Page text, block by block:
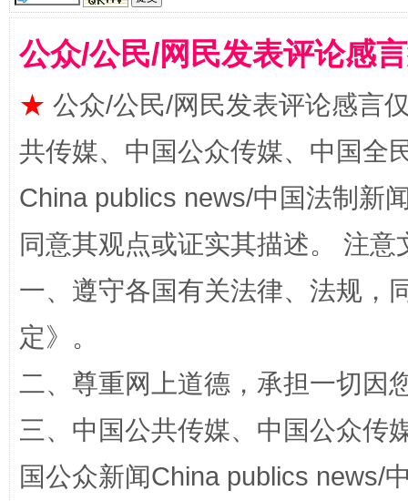
受贿1.44亿！段成刚被判无期 从幼
全民健身五年计划来了！等你上场
阿坝州三大球赛在茂县开幕 规模
公众/公民/网民发表评论感
★ 公众/公民/网民发表评论感言
共传媒、中国公众传媒、中国全
China publics news/中国法制新
同意其观点或证实其描述。 注
一、遵守各国有关法律、法规，
定》。
二、尊重网上道德，承担一切因
三、中国公共传媒、中国公众传
国公众新闻China publics news/